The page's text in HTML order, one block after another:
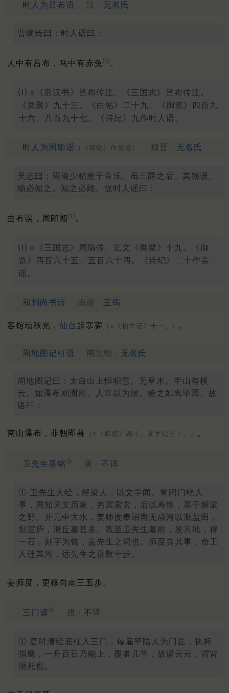
时人为吕布语 汉 · 无名氏
曹瞒传曰：时人语曰：
人中有吕布，马中有赤兔 ⑴ 。
⑴ ○《后汉书》吕布传注。《三国志》吕布传注。
《类聚》九十三。《白帖》二十九。《御览》四百九
十六、八百九十七。《诗纪》九作时人语。
时人为周瑜谣 （《诗纪》作吴谣） 魏晋 · 无名氏
吴志曰：周瑜少精意于音乐。虽三爵之后。其阙误。
瑜必知之。知之必顾。故时人谣曰：
曲有误，周郎顾⑴ 。
⑴ ○《三国志》周瑜传。艺文《类聚》十九。《御
览》四百六十五、五百六十四。《诗纪》二十作吴
谣。
和刘尚书诗 南梁 · 王筠
客馆动秋光， 仙台 起寒雾 （○《初学记》十一。） 。
周地图记引语 南北朝 · 无名氏
周地图记曰：太白山上恒积雪。无草木。半山有横
云。如瀑布则澍雨。人常以为候。验之如离毕焉。故
语曰：
南山瀑布，非朝即暮 （○《御览》四十。寰宇记三十。） 。
卫先生墓铭 ① 唐 · 不详
① 卫先生大经，解梁人，以文学闻。常闭门绝人
事，周知天文历象，穷冥索玄，后以寿终，墓于解梁
之野。开元中大水，姜师度奉诏凿无咸河以溉盐田，
刬室庐，溃丘墓甚多。既至卫先生墓前，发其地，得
一石，刻字为铭，盖先生之词也。师度异其事，命工
人迁其河，远先生之墓数十步。
姜师度，更移向南三五步。
三门谚 ① 唐 · 不详
① 唐时漕经底柱入三门，每雇平陆人为门匠，执标
指麾，一舟百日乃能上，覆者几半，故谚云云，谓皆
溺死也。